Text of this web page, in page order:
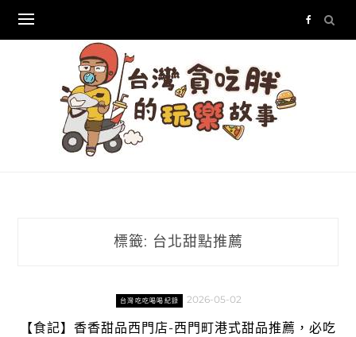
content
標籤: 台北甜點推薦
台灣吃吃喝喝紀錄 2026-05-02
【食記】香香甜品西門店-西門町港式甜品推薦，必吃